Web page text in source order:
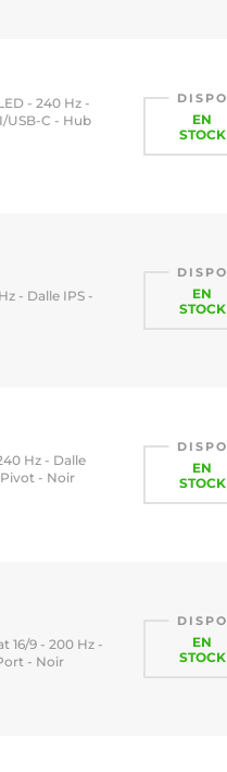
- 240 Hz -
USB-C - Hub
DISPO
EN
STOCK
- Dalle IPS -
DISPO
EN
STOCK
Hz - Dalle
- Noir
DISPO
EN
STOCK
16/9 - 200 Hz -
- Noir
DISPO
EN
STOCK